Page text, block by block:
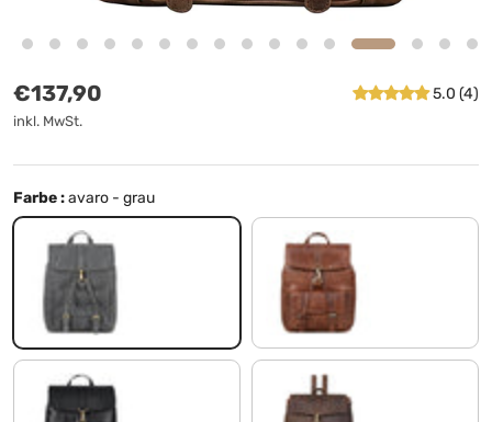
Normaler Preis
€137,90
inkl. MwSt.
5.0 (4)
Farbe :avaro - grau
avaro - grau napoli - braun